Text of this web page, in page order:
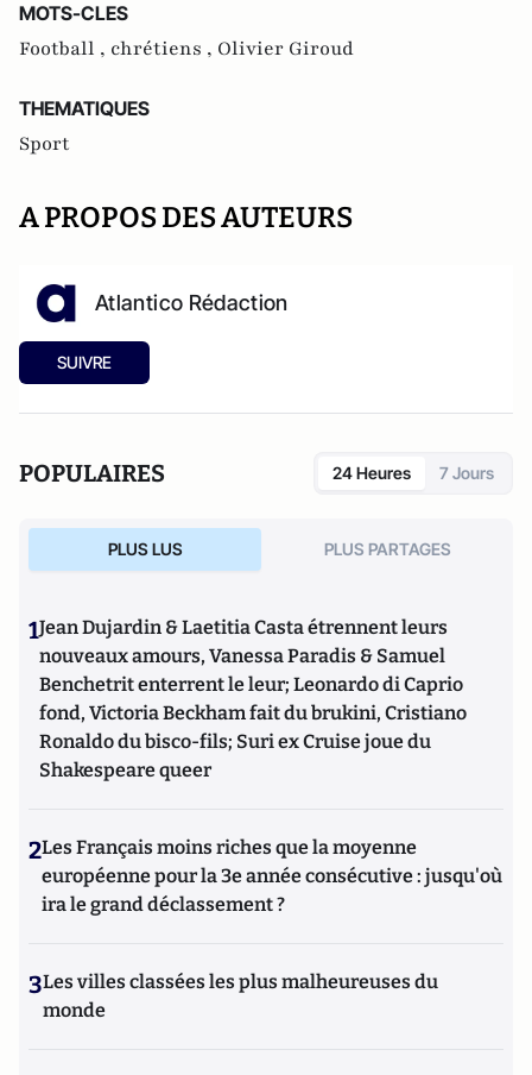
MOTS-CLES
Football , chrétiens , Olivier Giroud
THEMATIQUES
Sport
A PROPOS DES AUTEURS
Atlantico Rédaction
SUIVRE
POPULAIRES 24 Heures 7 Jours
PLUS LUS PLUS PARTAGES
1Jean Dujardin & Laetitia Casta étrennent leurs
nouveaux amours, Vanessa Paradis & Samuel
Benchetrit enterrent le leur; Leonardo di Caprio
fond, Victoria Beckham fait du brukini, Cristiano
Ronaldo du bisco-fils; Suri ex Cruise joue du
Shakespeare queer
2Les Français moins riches que la moyenne
européenne pour la 3e année consécutive : jusqu'où
ira le grand déclassement ?
3Les villes classées les plus malheureuses du
monde